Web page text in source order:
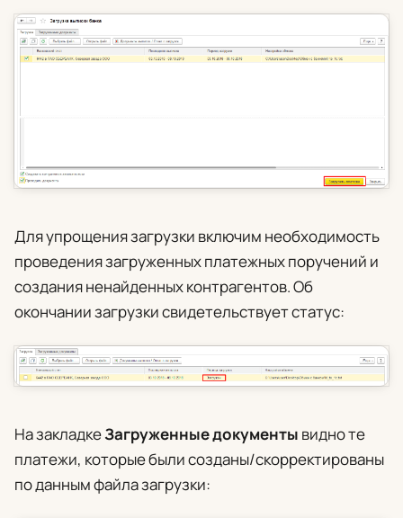
Для упрощения загрузки включим необходимость
проведения загруженных платежных поручений и
создания ненайденных контрагентов. Об
окончании загрузки свидетельствует статус:
На закладкеЗагруженные документы видно те
платежи, которые были созданы/скорректированы
по данным файла загрузки: